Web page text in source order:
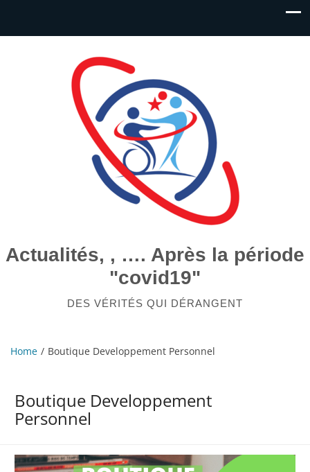
Actualités, , …. Après la période
"covid19"
DES VÉRITÉS QUI DÉRANGENT
Home Boutique Developpement Personnel
Boutique Developpement
Personnel